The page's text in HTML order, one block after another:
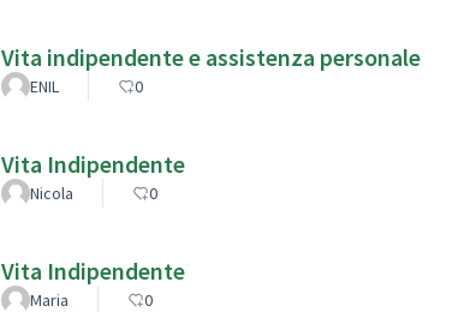
Vita indipendente e assistenza personale
ENIL 0
Vita Indipendente
Nicola 0
Vita Indipendente
Maria 0